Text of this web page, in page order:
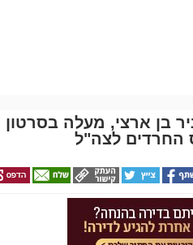
בן ארצי, מעלה בסרטון
החרדים לצה"ל